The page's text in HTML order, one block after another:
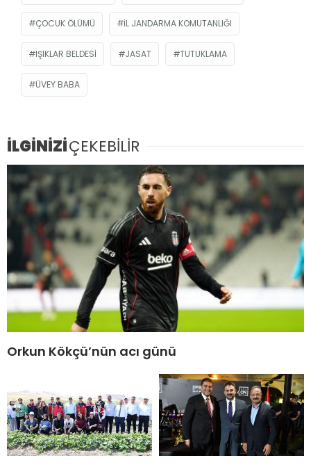
ÇOCUK ÖLÜMÜ İL JANDARMA KOMUTANLIĞI
IŞIKLAR BELDESI JASAT TUTUKLAMA
ÜVEY BABA
İLGİNİZİÇEKEBİLİR
Orkun Kökçü’nün acı günü